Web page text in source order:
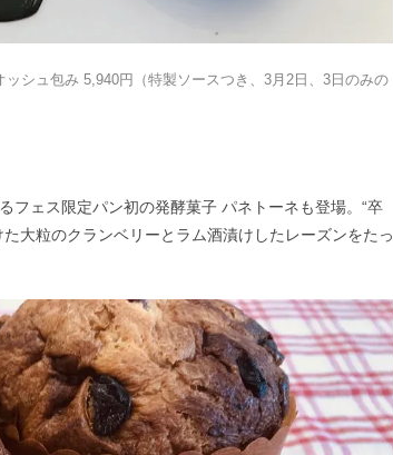
シュ包み 5,940円（特製ソースつき、3月2日、3日のみの
フェス限定パン初の発酵菓子 パネトーネも登場。“卒
大粒のクランベリーとラム酒漬けしたレーズンをたっ